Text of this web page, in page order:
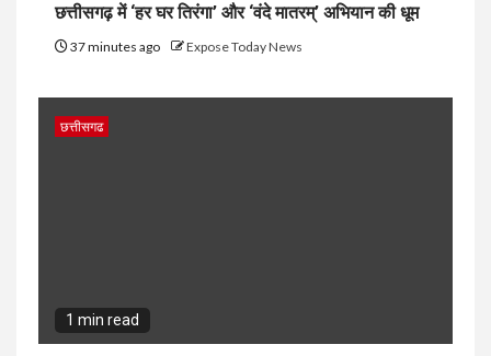
छत्तीसगढ़ में ‘हर घर तिरंगा’ और ‘वंदे मातरम्’ अभियान की धूम
37 minutes ago Expose Today News
छत्तीसगढ
1 min read